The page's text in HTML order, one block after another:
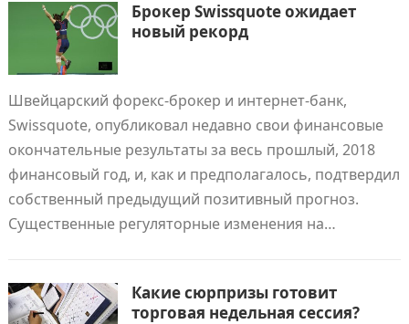
Брокер Swissquote ожидает
новый рекорд
Швейцарский форекс-брокер и интернет-банк,
Swissquote, опубликовал недавно свои финансовые
окончательные результаты за весь прошлый, 2018
финансовый год, и, как и предполагалось, подтвердил
собственный предыдущий позитивный прогноз.
Существенные регуляторные изменения на…
Какие сюрпризы готовит
торговая недельная сессия?